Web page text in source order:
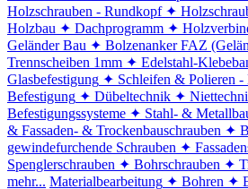
Holzschrauben - Rundkopf ✦
Holzbau ✦ Dachprogramm ✦
Geländer Bau ✦ Bolzenanker FAZ
Trennscheiben 1mm ✦ Edelstahl-
Glasbefestigung ✦ Schleifen & Polieren -
Befestigung ✦ Dübeltechnik ✦
Befestigungssysteme ✦ Stahl- &
& Fassaden- & Trockenbauschrauben ✦
gewindefurchende Schrauben ✦
Spenglerschrauben ✦ Bohrschrauben ✦
mehr... Materialbearbeitung ✦ Bohren ✦